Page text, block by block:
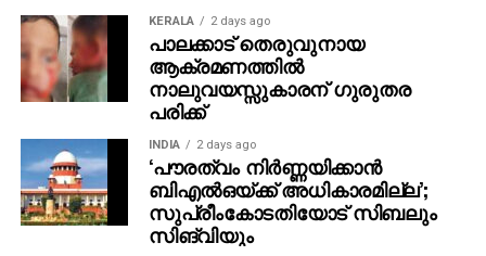
KERALA 2 days ago
പാലക്കാട് തെരുവുനായ
ആക്രമണത്തില്‍
നാലുവയസ്സുകാരന് ഗുരുതര
പരിക്ക്
INDIA 2 days ago
‘പൗരത്വം നിര്‍ണ്ണയിക്കാന്‍
ബിഎല്‍ഒയ്ക്ക് അധികാരമില്ല’;
സുപ്രീംകോടതിയോട് സിബലും
സിങ്‌വിയും